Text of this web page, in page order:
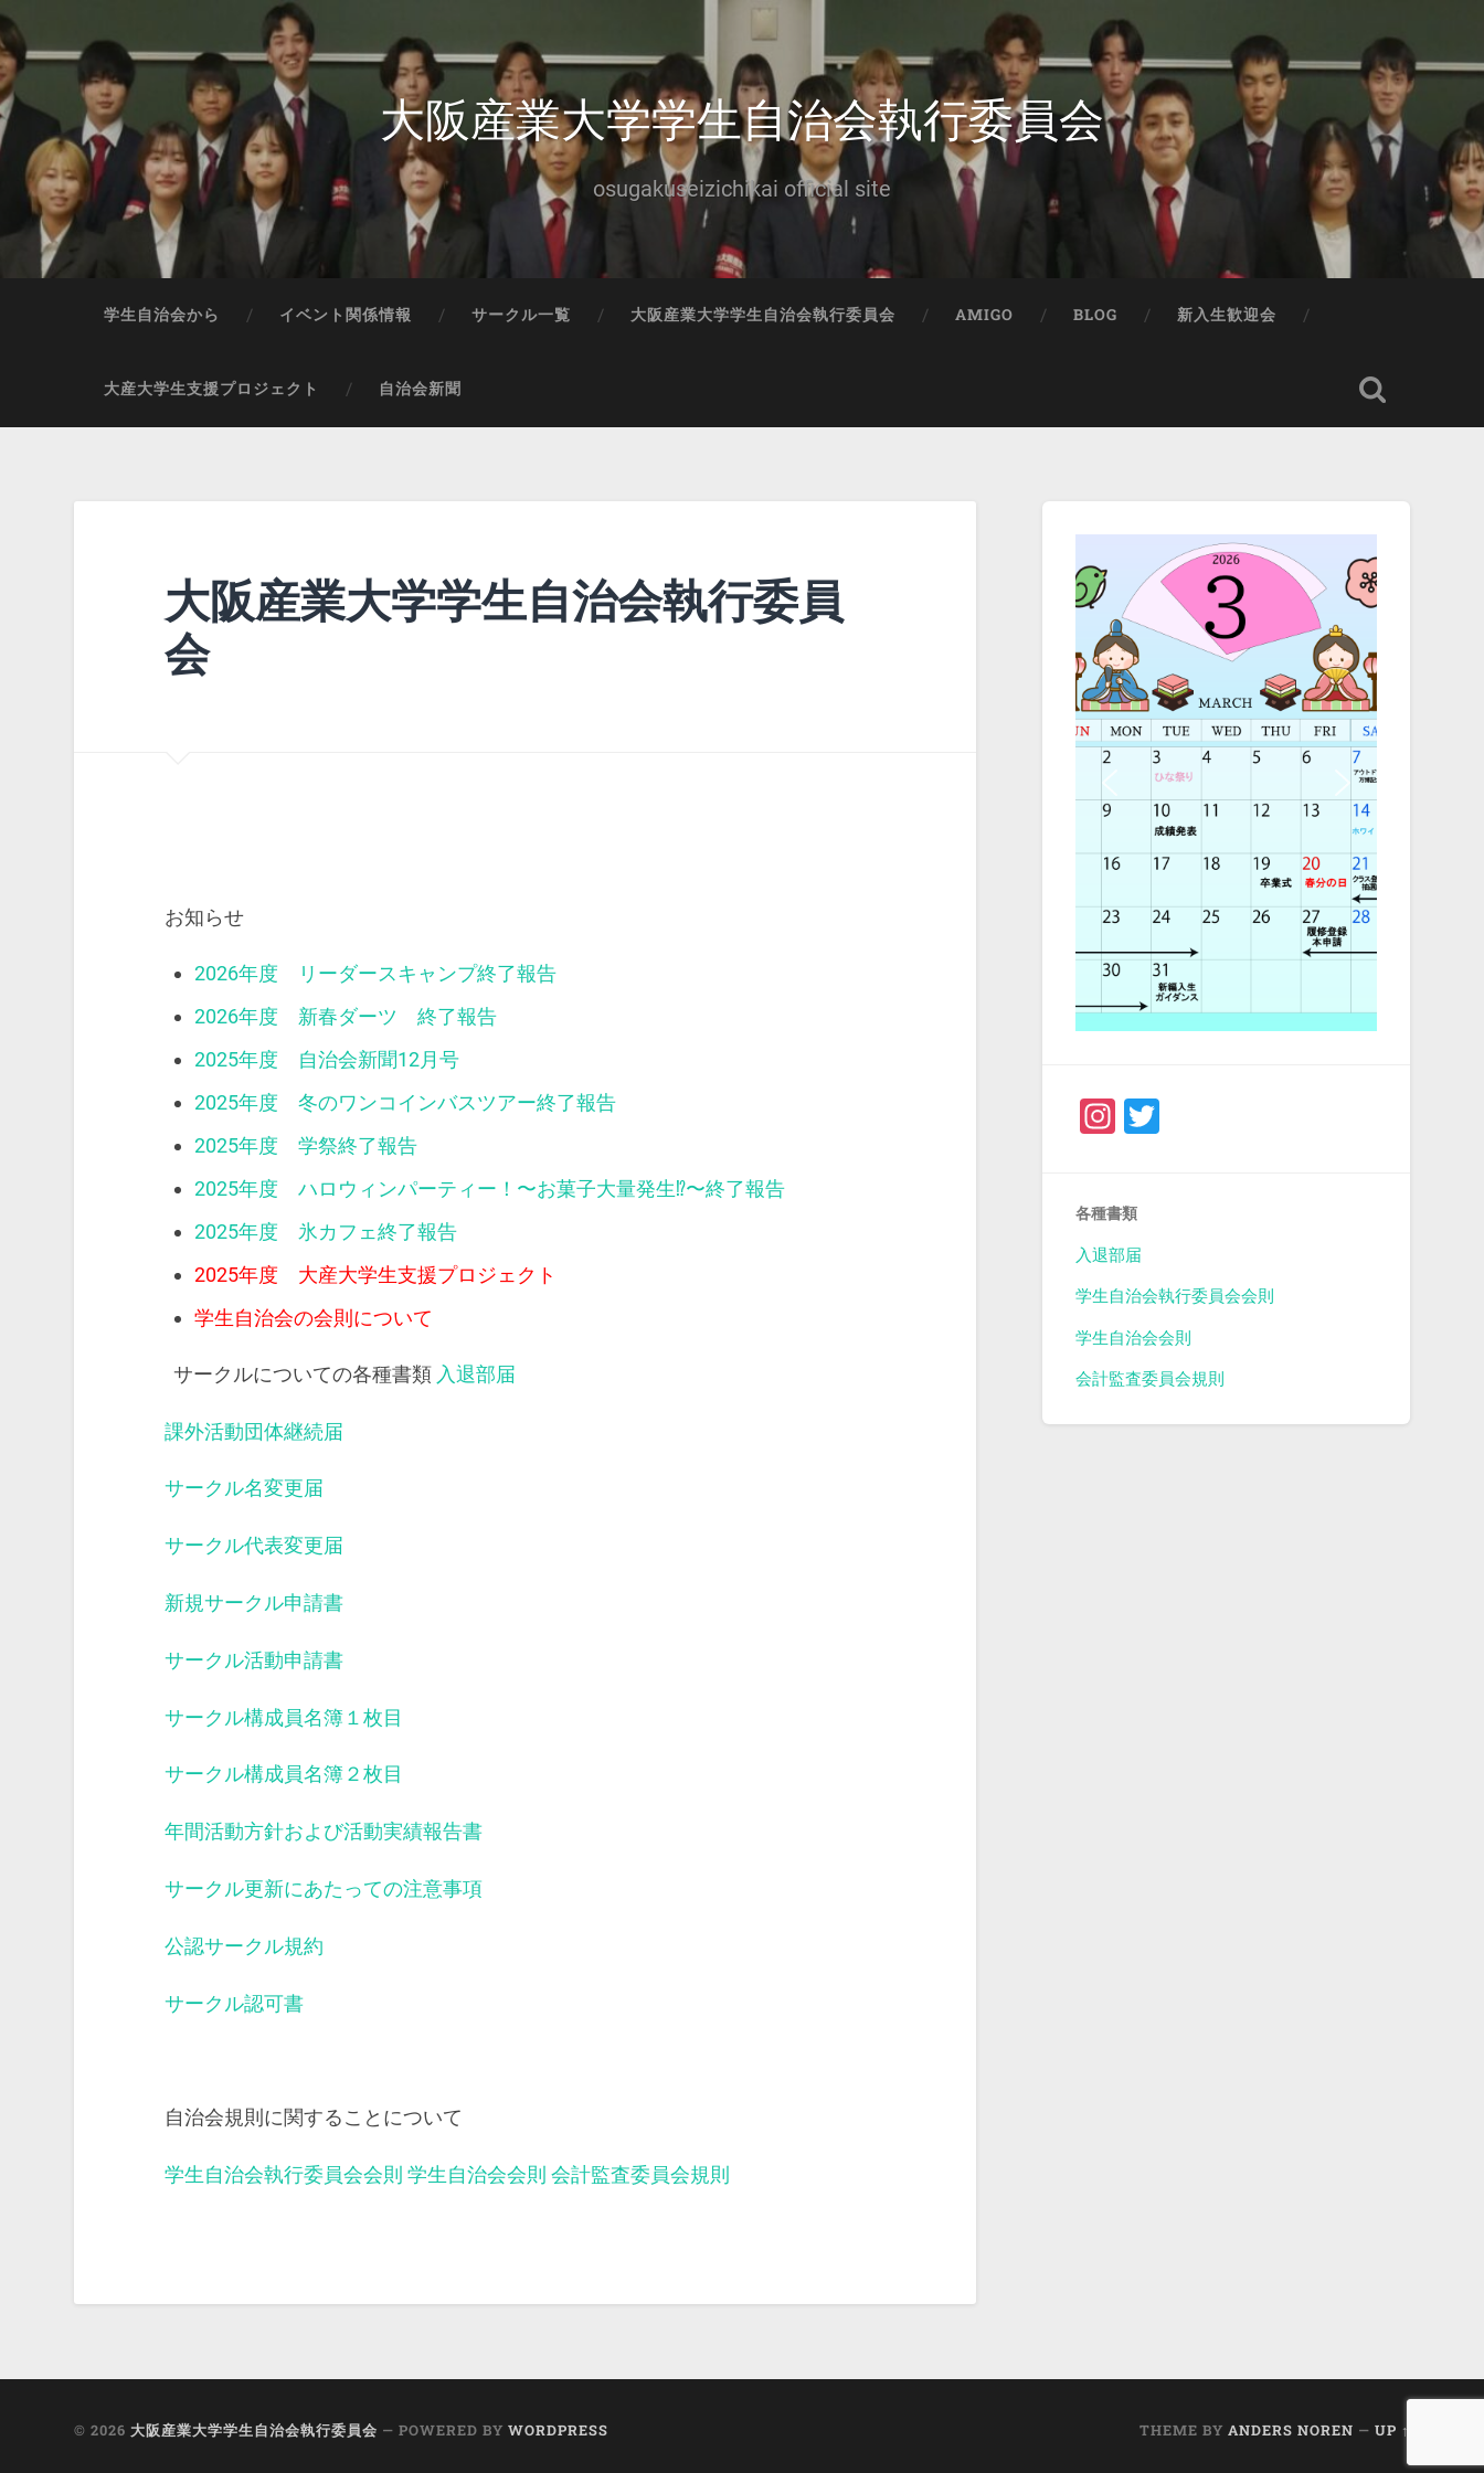
大阪産業大学学生自治会執行委員会
osugakuseizichikai official site
学生自治会から イベント関係情報 サークル一覧 大阪産業大学学生自治会執行委員会 AMIGO BLOG 新入生歓迎会
大産大学生支援プロジェクト 自治会新聞
大阪産業大学学生自治会執行委員
会
お知らせ
2026年度 リーダースキャンプ終了報告
2026年度 新春ダーツ 終了報告
2025年度 自治会新聞12月号
2025年度 冬のワンコインバスツアー終了報告
2025年度 学祭終了報告
2025年度 ハロウィンパーティー！〜お菓子大量発生⁉︎〜終了報告
2025年度 氷カフェ終了報告
2025年度 大産大学生支援プロジェクト
学生自治会の会則について
サークルについての各種書類 入退部届
課外活動団体継続届
サークル名変更届
サークル代表変更届
新規サークル申請書
サークル活動申請書
サークル構成員名簿１枚目
サークル構成員名簿２枚目
年間活動方針および活動実績報告書
サークル更新にあたっての注意事項
公認サークル規約
サークル認可書
自治会規則に関することについて
学生自治会執行委員会会則 学生自治会会則 会計監査委員会規則
Instagram
各種書類
入退部届
学生自治会執行委員会会則
学生自治会会則
会計監査委員会規則
© 2026 大阪産業大学学生自治会執行委員会 — POWERED BYWORDPRESS THEME BY ANDERS NOREN — UP ↑